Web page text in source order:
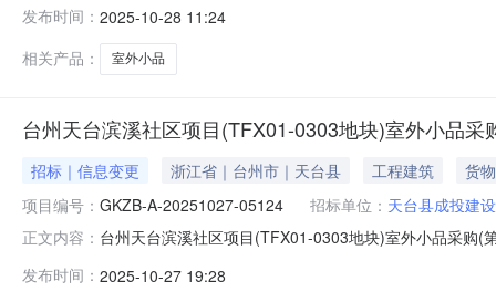
vTradeAnnouncement-anno?tenderPr
发布时间： 2025-10-28 11:24
相关产品：
室外小品
台州天台滨溪社区项目(TFX01-0303地块)室外小品采
招标｜信息变更 浙江省｜台州市｜天台县 工程建筑
货物
项目编号： GKZB-A-20251027-05124 招标单位： 天台县成投建
正文内容： 台州天台滨溪社区项目(TFX01-0303地块)室外小品采购
一、项目基本情况原公告项目编号：GKZB-A-20251027-
发布时间： 2025-10-27 19:28